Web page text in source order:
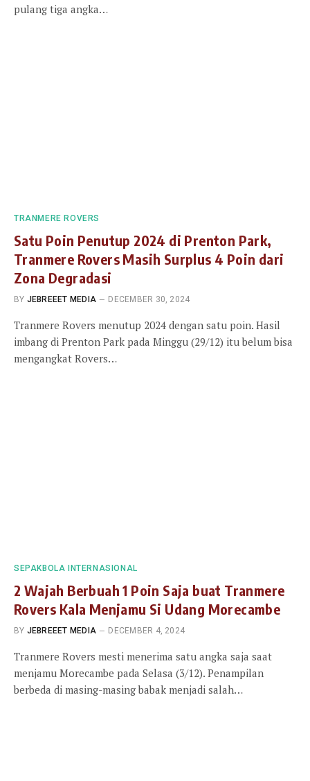
pulang tiga angka…
TRANMERE ROVERS
Satu Poin Penutup 2024 di Prenton Park,
Tranmere Rovers Masih Surplus 4 Poin dari
Zona Degradasi
BY JEBREEET MEDIA DECEMBER 30, 2024
Tranmere Rovers menutup 2024 dengan satu poin. Hasil
imbang di Prenton Park pada Minggu (29/12) itu belum bisa
mengangkat Rovers…
SEPAKBOLA INTERNASIONAL
2 Wajah Berbuah 1 Poin Saja buat Tranmere
Rovers Kala Menjamu Si Udang Morecambe
BY JEBREEET MEDIA DECEMBER 4, 2024
Tranmere Rovers mesti menerima satu angka saja saat
menjamu Morecambe pada Selasa (3/12). Penampilan
berbeda di masing-masing babak menjadi salah…